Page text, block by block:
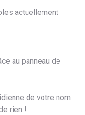
actuellement
au panneau de
de votre nom
rien !